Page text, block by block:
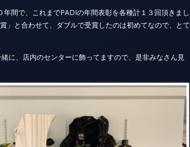
年間で、これまでPADIの年間表彰を各種計１３回頂きまし
」と合わせて、ダブルで受賞したのは初めてなので、とて
に、店内のセンターに飾ってますので、是非みなさん見